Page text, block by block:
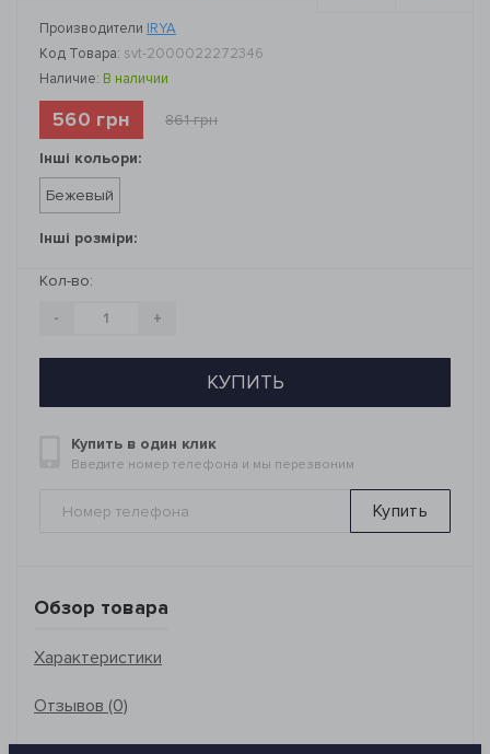
Производители IRYA
Код Товара: svt-2000022272346
Наличие: В наличии
560 грн 861 грн
Інші кольори:
Бежевый
Інші розміри:
Кол-во:
- +
КУПИТЬ
Купить в один клик
Введите номер телефона и мы перезвоним
Купить
Обзор товара
Характеристики
Отзывов (0)